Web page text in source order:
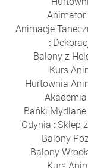
Animator
Animacje
:
Balony z
Kurs
Hurtownia
Bańki Mydlane
Gdynia : Sklep
Balony
Balony